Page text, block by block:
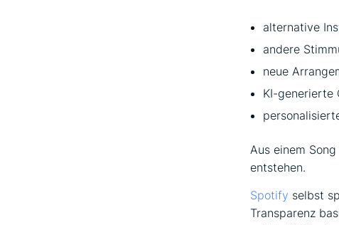
alternative
andere
neue
KI-generierte
Aus einem
entstehen.
Spotify selbst
Transparenz